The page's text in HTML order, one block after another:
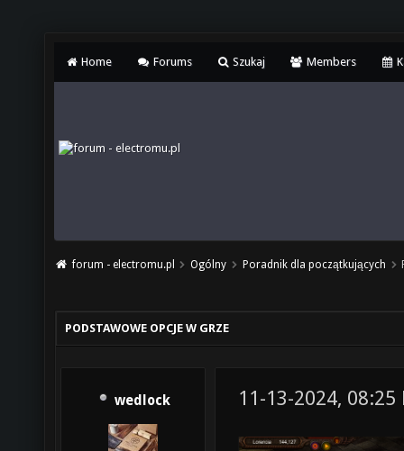
Home Forums Szukaj Members
forum - electromu.pl Ogólny Poradnik dla początkujących
PODSTAWOWE OPCJE W GRZE
wedlock 11-13-2024, 08:25